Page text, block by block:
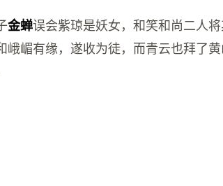
金蝉误会紫琼是妖女，和笑和尚二人
峨嵋有缘，遂收为徒，而青云也拜了